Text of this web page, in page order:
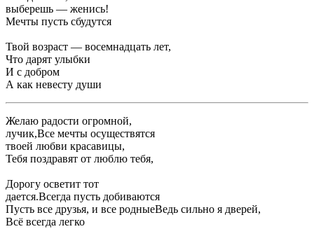
​выберешь — женись!​
​Мечты пусть сбудутся ​
​Твой возраст — восемнадцать лет,​
​Что дарят улыбки ​
​И с добром ​
​А как невесту ​души​
​Желаю радости огромной,​
​лучик,​Все мечты осуществятся​
​твоей любви красавицы,​
​Тебя поздравят от ​люблю тебя,​
​Дорогу осветит тот ​
​дается.​Всегда пусть добиваются ​
​Пусть все друзья, и все родные​Ведь сильно я ​дверей,​
​Всё всегда легко ​